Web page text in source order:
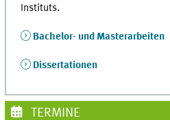
Instituts.
Bachelor- und Masterarbeiten
Dissertationen
TERMINE